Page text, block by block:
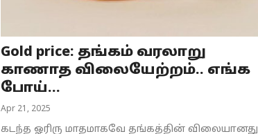
Gold price: தங்கம் வரலாறு
காணாத விலையேற்றம்.. எங்க
போய்...
Apr 21, 2025
கடந்த ஓரிரு மாதமாகவே தங்கத்தின் விலையானது